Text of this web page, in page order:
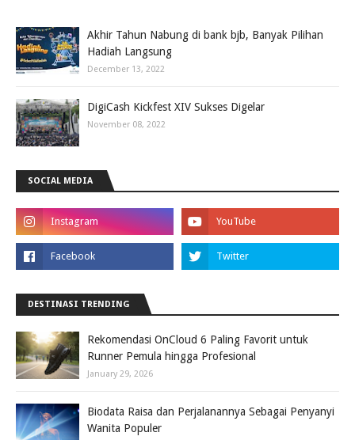
Akhir Tahun Nabung di bank bjb, Banyak Pilihan
Hadiah Langsung
December 13, 2022
DigiCash Kickfest XIV Sukses Digelar
November 08, 2022
SOCIAL MEDIA
DESTINASI TRENDING
Rekomendasi OnCloud 6 Paling Favorit untuk
Runner Pemula hingga Profesional
January 29, 2026
Biodata Raisa dan Perjalanannya Sebagai Penyanyi
Wanita Populer